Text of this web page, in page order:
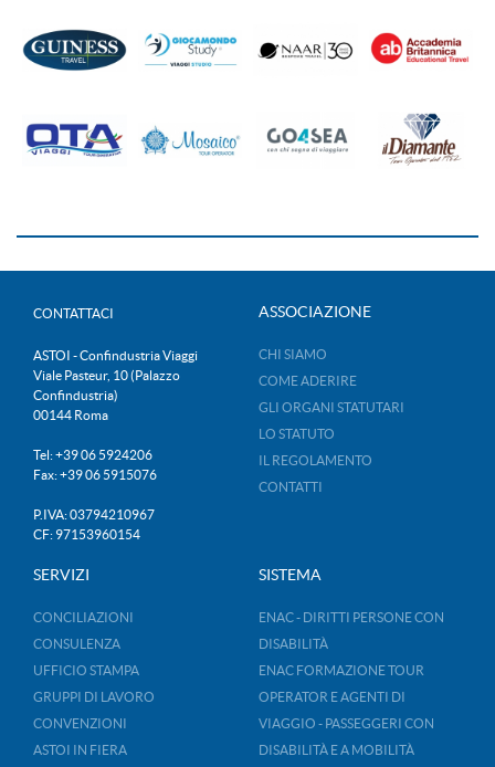
CONTATTACI
ASTOI - Confindustria Viaggi
Viale Pasteur, 10 (Palazzo
Confindustria)
00144 Roma
Tel: +39 06 5924206
Fax: +39 06 5915076
P.IVA: 03794210967
CF: 97153960154
ASSOCIAZIONE
CHI SIAMO
COME ADERIRE
GLI ORGANI STATUTARI
LO STATUTO
IL REGOLAMENTO
CONTATTI
SERVIZI
CONCILIAZIONI
CONSULENZA
UFFICIO STAMPA
GRUPPI DI LAVORO
CONVENZIONI
ASTOI IN FIERA
SISTEMA
ENAC - DIRITTI PERSONE CON
DISABILITÀ
ENAC FORMAZIONE TOUR
OPERATOR E AGENTI DI
VIAGGIO - PASSEGGERI CON
DISABILITÀ E A MOBILITÀ